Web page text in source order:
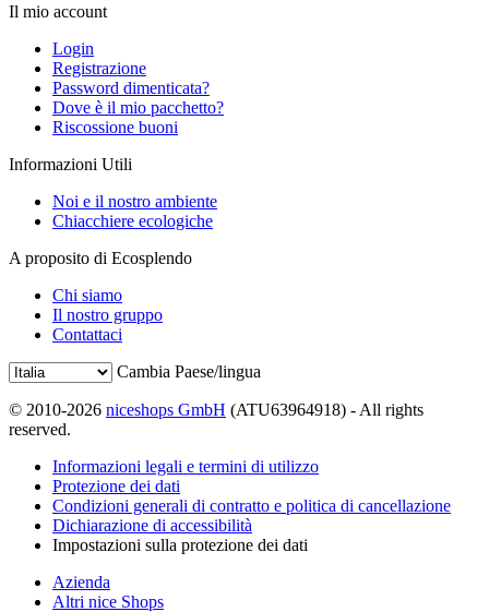
Il mio account
Login
Registrazione
Password dimenticata?
Dove è il mio pacchetto?
Riscossione buoni
Informazioni Utili
Noi e il nostro ambiente
Chiacchiere ecologiche
A proposito di Ecosplendo
Chi siamo
Il nostro gruppo
Contattaci
Cambia Paese/lingua
© 2010-2026 niceshops GmbH (ATU63964918) - All rights
reserved.
Informazioni legali e termini di utilizzo
Protezione dei dati
Condizioni generali di contratto e politica di cancellazione
Dichiarazione di accessibilità
Impostazioni sulla protezione dei dati
Azienda
Altri nice Shops